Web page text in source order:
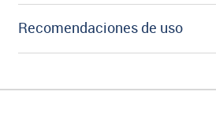
Recomendaciones de uso